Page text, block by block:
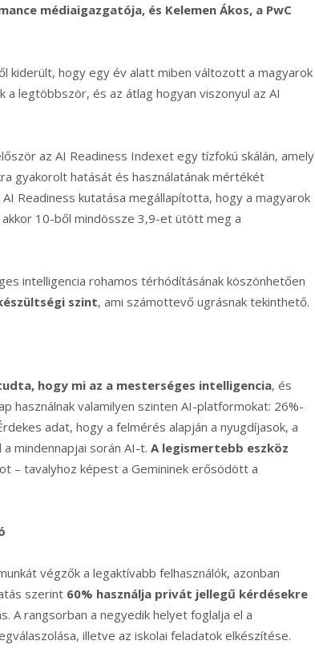
médiaigazgatója, és Kelemen Ákos, a PwC
kiderült, hogy egy év alatt miben változott a magyarok
a legtöbbször, és az átlag hogyan viszonyul az AI
az AI Readiness Indexet egy tízfokú skálán, amely
gyakorolt hatását és használatának mértékét
Readiness kutatása megállapította, hogy a magyarok
10-ből mindössze 3,9-et ütött meg a
intelligencia rohamos térhódításának köszönhetően
szint, ami számottevő ugrásnak tekinthető.
hogy mi az a mesterséges intelligencia, és
használnak valamilyen szinten AI-platformokat: 26%-
adat, hogy a felmérés alapján a nyugdíjasok, a
mindennapjai során AI-t. A legismertebb eszköz
– tavalyhoz képest a Gemininek erősödött a
végzők a legaktívabb felhasználók, azonban
szerint 60% használja privát jellegű kérdésekre
A rangsorban a negyedik helyet foglalja el a
illetve az iskolai feladatok elkészítése.